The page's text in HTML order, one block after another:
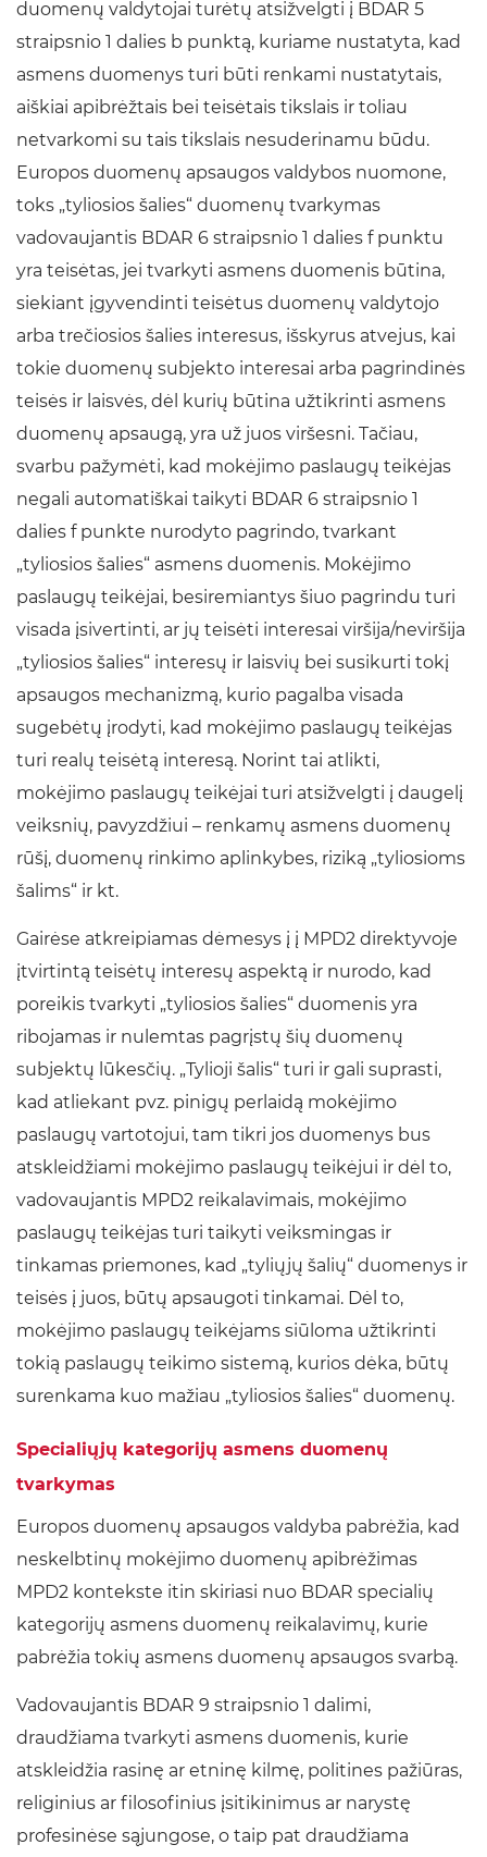
duomenų valdytojai turėtų atsižvelgti į BDAR 5
straipsnio 1 dalies b punktą, kuriame nustatyta, kad
asmens duomenys turi būti renkami nustatytais,
aiškiai apibrėžtais bei teisėtais tikslais ir toliau
netvarkomi su tais tikslais nesuderinamu būdu.
Europos duomenų apsaugos valdybos nuomone,
toks „tyliosios šalies“ duomenų tvarkymas
vadovaujantis BDAR 6 straipsnio 1 dalies f punktu
yra teisėtas, jei tvarkyti asmens duomenis būtina,
siekiant įgyvendinti teisėtus duomenų valdytojo
arba trečiosios šalies interesus, išskyrus atvejus, kai
tokie duomenų subjekto interesai arba pagrindinės
teisės ir laisvės, dėl kurių būtina užtikrinti asmens
duomenų apsaugą, yra už juos viršesni. Tačiau,
svarbu pažymėti, kad mokėjimo paslaugų teikėjas
negali automatiškai taikyti BDAR 6 straipsnio 1
dalies f punkte nurodyto pagrindo, tvarkant
„tyliosios šalies“ asmens duomenis. Mokėjimo
paslaugų teikėjai, besiremiantys šiuo pagrindu turi
visada įsivertinti, ar jų teisėti interesai viršija/neviršija
„tyliosios šalies“ interesų ir laisvių bei susikurti tokį
apsaugos mechanizmą, kurio pagalba visada
sugebėtų įrodyti, kad mokėjimo paslaugų teikėjas
turi realų teisėtą interesą. Norint tai atlikti,
mokėjimo paslaugų teikėjai turi atsižvelgti į daugelį
veiksnių, pavyzdžiui – renkamų asmens duomenų
rūšį, duomenų rinkimo aplinkybes, riziką „tyliosioms
šalims“ ir kt.
Gairėse atkreipiamas dėmesys į į MPD2 direktyvoje
įtvirtintą teisėtų interesų aspektą ir nurodo, kad
poreikis tvarkyti „tyliosios šalies“ duomenis yra
ribojamas ir nulemtas pagrįstų šių duomenų
subjektų lūkesčių. „Tylioji šalis“ turi ir gali suprasti,
kad atliekant pvz. pinigų perlaidą mokėjimo
paslaugų vartotojui, tam tikri jos duomenys bus
atskleidžiami mokėjimo paslaugų teikėjui ir dėl to,
vadovaujantis MPD2 reikalavimais, mokėjimo
paslaugų teikėjas turi taikyti veiksmingas ir
tinkamas priemones, kad „tyliųjų šalių“ duomenys ir
teisės į juos, būtų apsaugoti tinkamai. Dėl to,
mokėjimo paslaugų teikėjams siūloma užtikrinti
tokią paslaugų teikimo sistemą, kurios dėka, būtų
surenkama kuo mažiau „tyliosios šalies“ duomenų.
Specialiųjų kategorijų asmens duomenų
tvarkymas
Europos duomenų apsaugos valdyba pabrėžia, kad
neskelbtinų mokėjimo duomenų apibrėžimas
MPD2 kontekste itin skiriasi nuo BDAR specialių
kategorijų asmens duomenų reikalavimų, kurie
pabrėžia tokių asmens duomenų apsaugos svarbą.
Vadovaujantis BDAR 9 straipsnio 1 dalimi,
draudžiama tvarkyti asmens duomenis, kurie
atskleidžia rasinę ar etninę kilmę, politines pažiūras,
religinius ar filosofinius įsitikinimus ar narystę
profesinėse sąjungose, o taip pat draudžiama